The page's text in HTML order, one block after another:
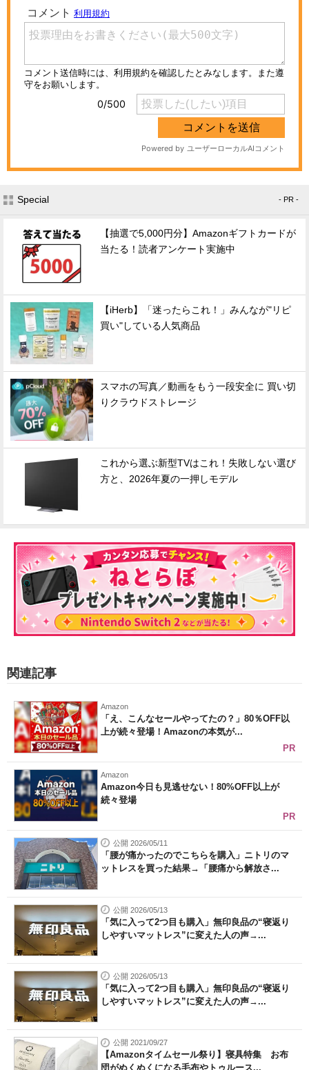
Special - PR -
【抽選で5,000円分】Amazonギフトカードが
当たる！読者アンケート実施中
【iHerb】「迷ったらこれ！」みんなが"リピ
買い"している人気商品
スマホの写真／動画をもう一段安全に 買い切
りクラウドストレージ
これから選ぶ新型TVはこれ！失敗しない選び
方と、2026年夏の一押しモデル
関連記事
Amazon
「え、こんなセールやってたの？」80％OFF以
上が続々登場！Amazonの本気が...
PR
Amazon
Amazon今日も見逃せない！80%OFF以上が
続々登場
PR
公開 2026/05/11
「腰が痛かったのでこちらを購入」ニトリのマ
ットレスを買った結果→「腰痛から解放さ...
公開 2026/05/13
「気に入って2つ目も購入」無印良品の“寝返り
しやすいマットレス”に変えた人の声→...
公開 2026/05/13
「気に入って2つ目も購入」無印良品の“寝返り
しやすいマットレス”に変えた人の声→...
公開 2021/09/27
【Amazonタイムセール祭り】寝具特集 お布
団がぬくぬくになる毛布やトゥルース...